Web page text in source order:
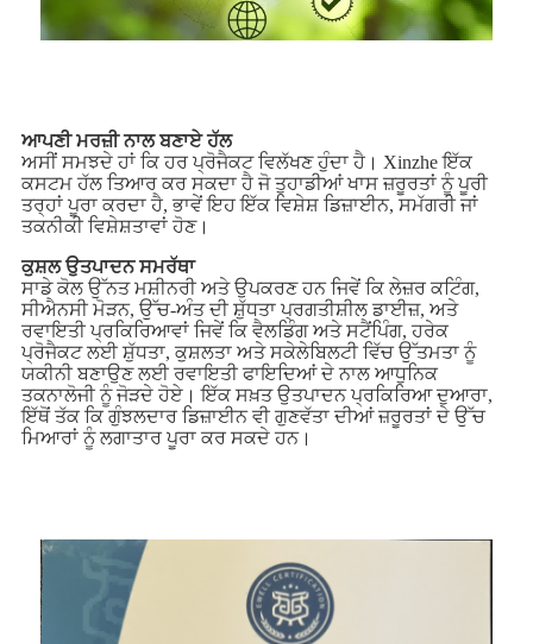
ਆਪਣੀ ਮਰਜ਼ੀ ਨਾਲ ਬਣਾਏ ਹੱਲ
ਅਸੀਂ ਸਮਝਦੇ ਹਾਂ ਕਿ ਹਰ ਪ੍ਰੋਜੈਕਟ ਵਿਲੱਖਣ ਹੁੰਦਾ ਹੈ। Xinzhe ਇੱਕ
ਕਸਟਮ ਹੱਲ ਤਿਆਰ ਕਰ ਸਕਦਾ ਹੈ ਜੋ ਤੁਹਾਡੀਆਂ ਖਾਸ ਜ਼ਰੂਰਤਾਂ ਨੂੰ ਪੂਰੀ
ਤਰ੍ਹਾਂ ਪੂਰਾ ਕਰਦਾ ਹੈ, ਭਾਵੇਂ ਇਹ ਇੱਕ ਵਿਸ਼ੇਸ਼ ਡਿਜ਼ਾਈਨ, ਸਮੱਗਰੀ ਜਾਂ
ਤਕਨੀਕੀ ਵਿਸ਼ੇਸ਼ਤਾਵਾਂ ਹੋਣ।
ਕੁਸ਼ਲ ਉਤਪਾਦਨ ਸਮਰੱਥਾ
ਸਾਡੇ ਕੋਲ ਉੱਨਤ ਮਸ਼ੀਨਰੀ ਅਤੇ ਉਪਕਰਣ ਹਨ ਜਿਵੇਂ ਕਿ ਲੇਜ਼ਰ ਕਟਿੰਗ,
ਸੀਐਨਸੀ ਮੋੜਨ, ਉੱਚ-ਅੰਤ ਦੀ ਸ਼ੁੱਧਤਾ ਪ੍ਰਗਤੀਸ਼ੀਲ ਡਾਈਜ਼, ਅਤੇ
ਰਵਾਇਤੀ ਪ੍ਰਕਿਰਿਆਵਾਂ ਜਿਵੇਂ ਕਿ ਵੈਲਡਿੰਗ ਅਤੇ ਸਟੈਂਪਿੰਗ, ਹਰੇਕ
ਪ੍ਰੋਜੈਕਟ ਲਈ ਸ਼ੁੱਧਤਾ, ਕੁਸ਼ਲਤਾ ਅਤੇ ਸਕੇਲੇਬਿਲਟੀ ਵਿੱਚ ਉੱਤਮਤਾ ਨੂੰ
ਯਕੀਨੀ ਬਣਾਉਣ ਲਈ ਰਵਾਇਤੀ ਫਾਇਦਿਆਂ ਦੇ ਨਾਲ ਆਧੁਨਿਕ
ਤਕਨਾਲੋਜੀ ਨੂੰ ਜੋੜਦੇ ਹੋਏ। ਇੱਕ ਸਖ਼ਤ ਉਤਪਾਦਨ ਪ੍ਰਕਿਰਿਆ ਦੁਆਰਾ,
ਇੱਥੋਂ ਤੱਕ ਕਿ ਗੁੰਝਲਦਾਰ ਡਿਜ਼ਾਈਨ ਵੀ ਗੁਣਵੱਤਾ ਦੀਆਂ ਜ਼ਰੂਰਤਾਂ ਦੇ ਉੱਚ
ਮਿਆਰਾਂ ਨੂੰ ਲਗਾਤਾਰ ਪੂਰਾ ਕਰ ਸਕਦੇ ਹਨ।